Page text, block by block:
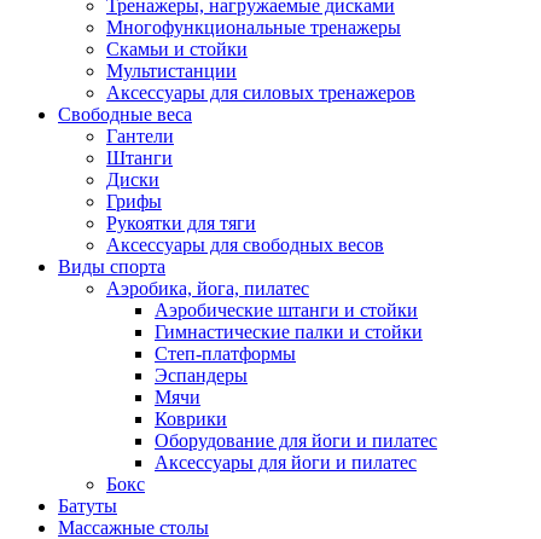
Тренажеры, нагружаемые дисками
Многофункциональные тренажеры
Скамьи и стойки
Мультистанции
Аксессуары для силовых тренажеров
Свободные веса
Гантели
Штанги
Диски
Грифы
Рукоятки для тяги
Аксессуары для свободных весов
Виды спорта
Аэробика, йога, пилатес
Аэробические штанги и стойки
Гимнастические палки и стойки
Степ-платформы
Эспандеры
Мячи
Коврики
Оборудование для йоги и пилатес
Аксессуары для йоги и пилатес
Бокс
Батуты
Массажные столы